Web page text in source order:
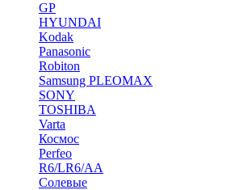
GP
HYUNDAI
Kodak
Panasonic
Robiton
Samsung PLEOMAX
SONY
TOSHIBA
Varta
Космос
Perfeo
R6/LR6/AA
Солевые